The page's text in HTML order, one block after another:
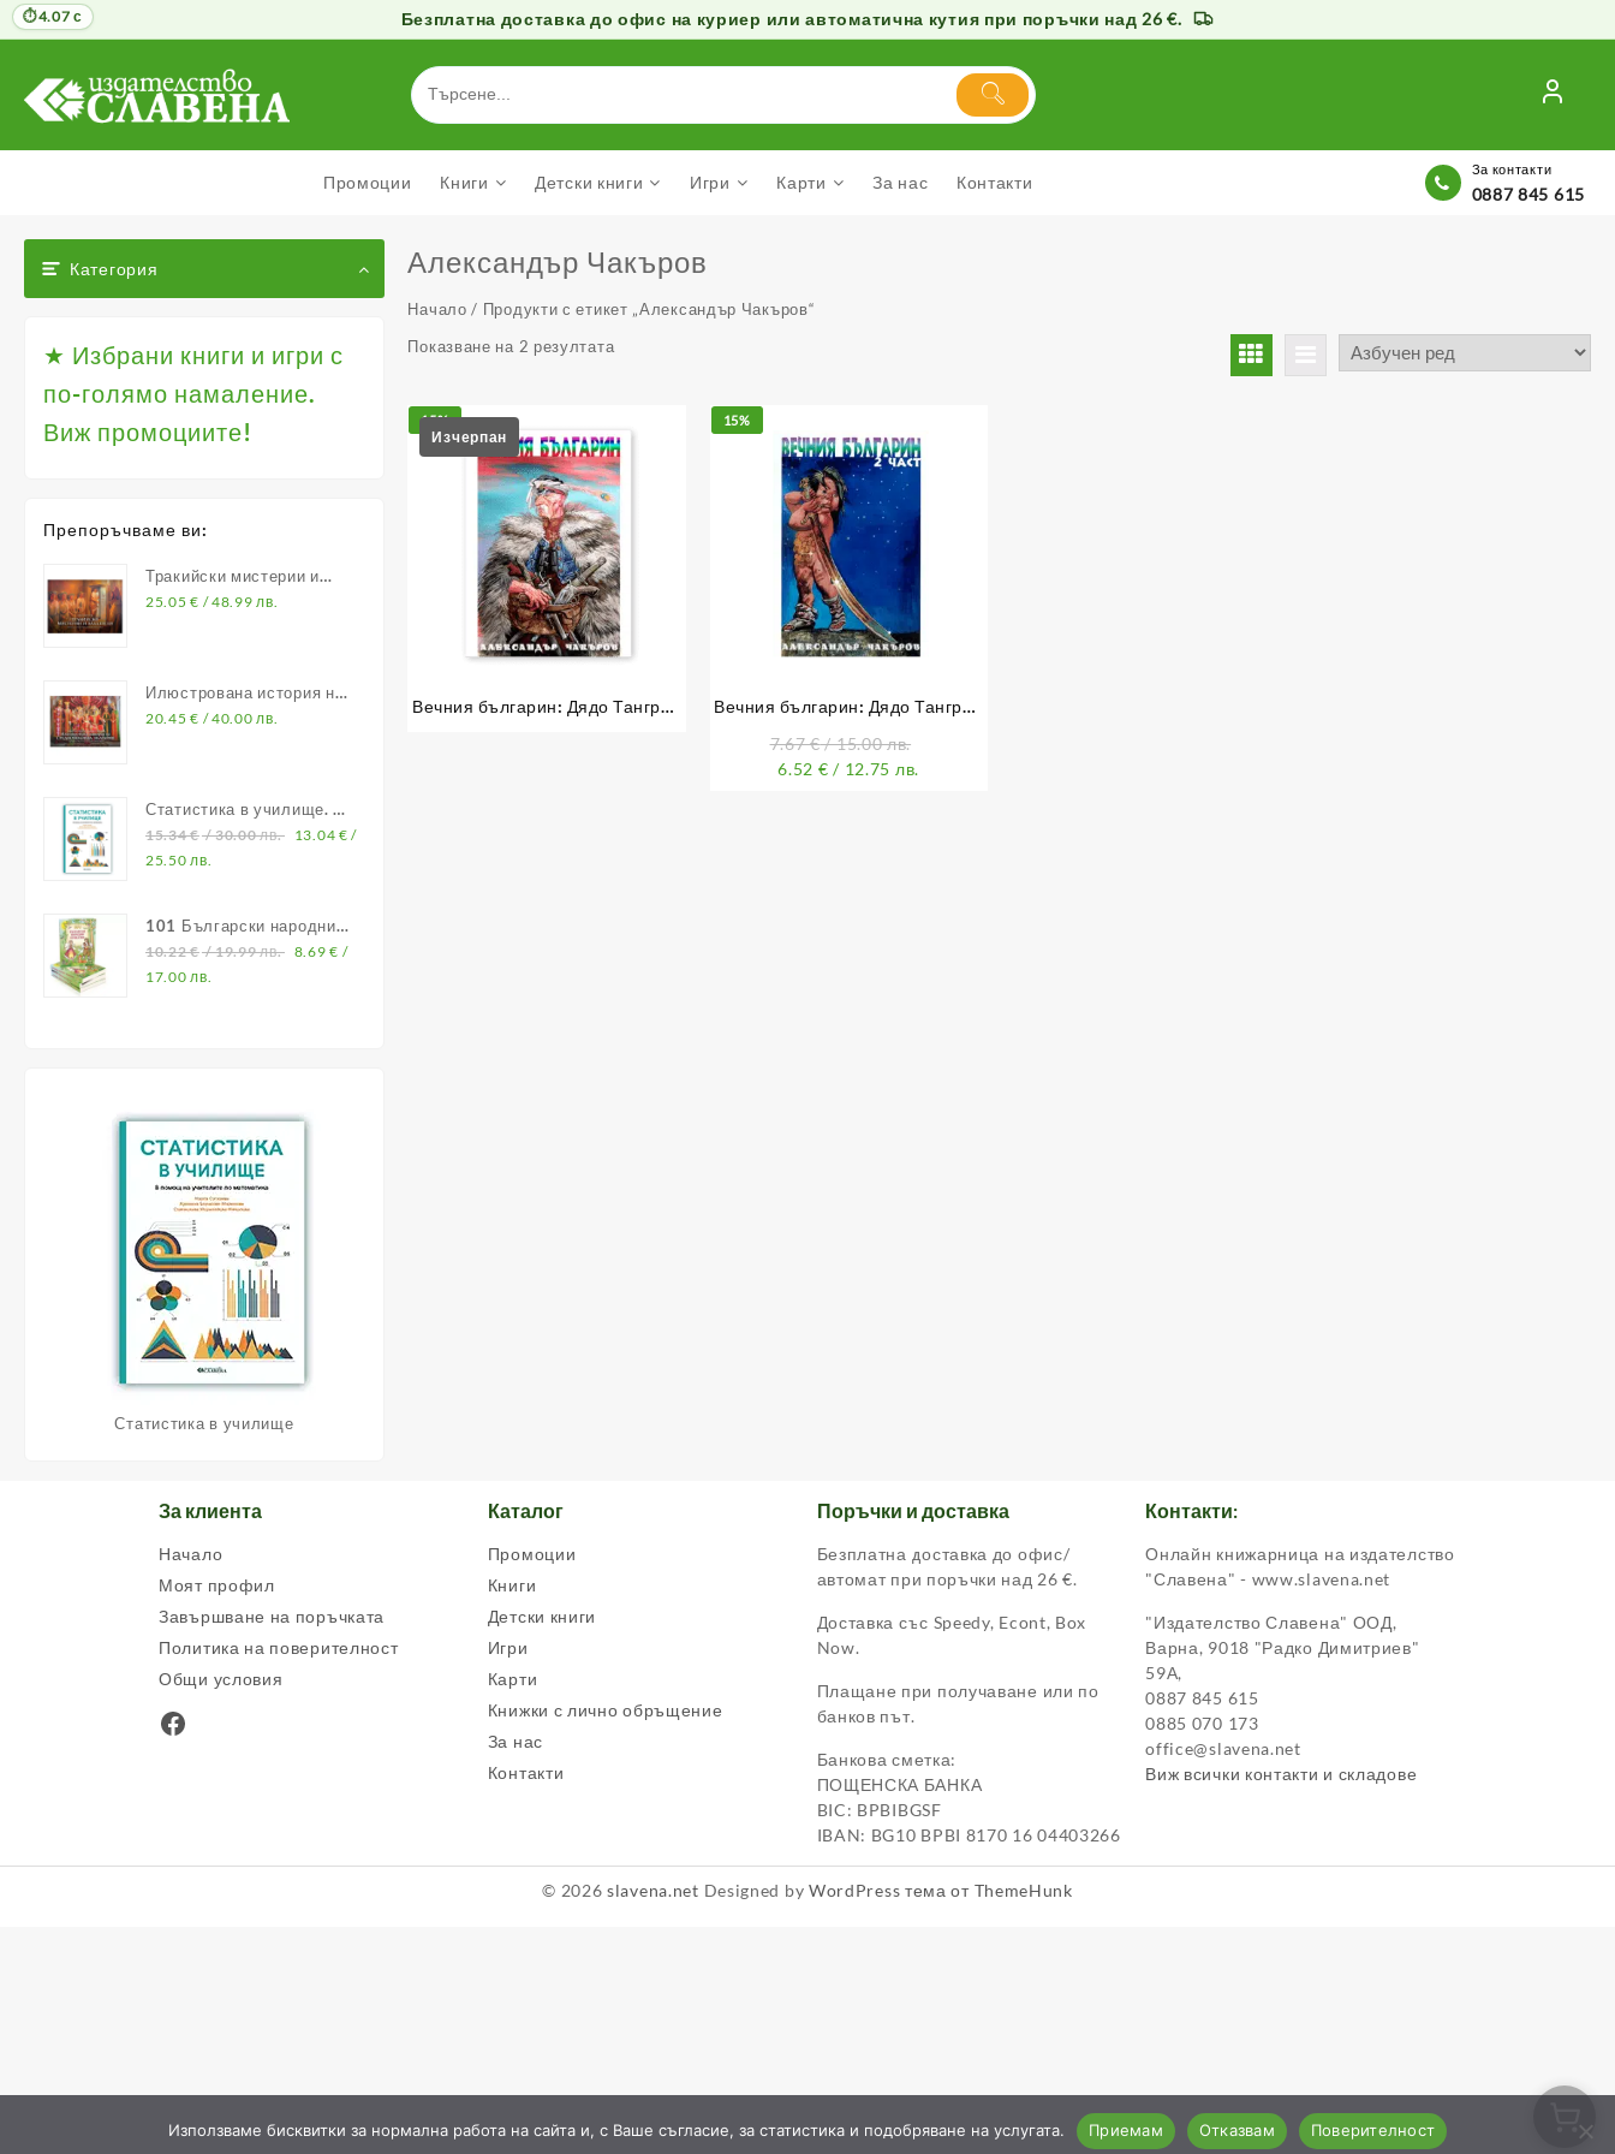
Безплатна доставка до офис на куриер или автоматична кутия при поръчки над 26 €.
съдържанието
Промоции Книги Детски книги Игри Карти За нас Контакти
За контакти
0887 845 615
Категория
★ Избрани книги и игри с
по-голямо намаление.
Виж промоциите!
Препоръчваме ви:
Тракийски мистерии и
владетели
25.05€ / 48.99 лв.
Илюстрована история на
Средновековна България
20.45€ / 40.00 лв.
Статистика в училище. В
помощ на учителите по
математика
15.34€/ 30.00 лв. 13.04 € /
25.50 лв.
101 Български народни
приказки
10.22€/ 19.99 лв. 8.69€ /
17.00 лв.
Статистика в училище
Александър Чакъров
Начало / Продукти с етикет „Александър Чакъров“
Показване на 2 резултата
15%
Вечния българин: Дядо Тангрил
15%
Вечния българин: Дядо Тангрил
7.67€/ 15.00 лв.
6.52 € / 12.75 лв.
За клиента
Начало
Моят профил
Завършване на поръчката
Политика на поверителност
Общи условия
Facebook
Каталог
Промоции
Книги
Детски книги
Игри
Карти
Книжки с лично обръщение
За нас
Контакти
Поръчки и доставка
Безплатна доставка до офис/
автомат при поръчки над 26 €.
Доставка със Speedy, Econt, Box
Now.
Плащане при получаване или по
банков път.
Банкова сметка:
ПОЩЕНСКА БАНКА
BIC: BPBIBGSF
IBAN: BG10 BPBI 8170 16 04403266
Контакти:
Онлайн книжарница на издателство
"Славена" - www.slavena.net
"Издателство Славена" ООД,
Варна, 9018 "Радко Димитриев"
59А,
0887 845 615
0885 070 173
office@slavena.net
Виж всички контакти и складове
© 2026slavena.net Designed by WordPress тема от ThemeHunk
Използваме бисквитки за нормална работа на сайта и, с Ваше съгласие, за статистика и подобряване на услугата. Приемам Отказвам Поверителност
4.07 с